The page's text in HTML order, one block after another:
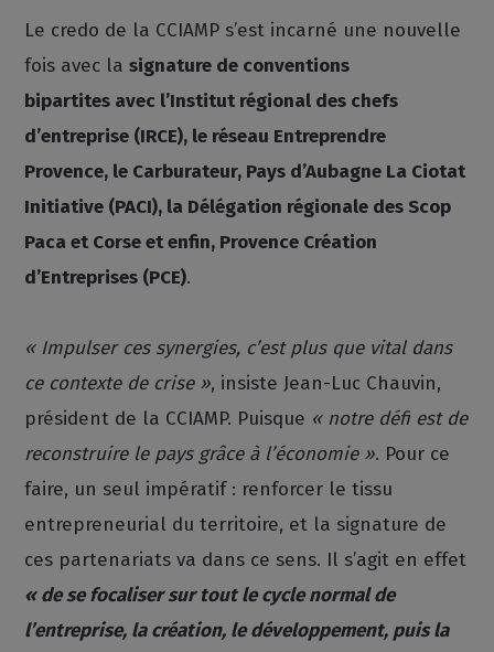
Le credo de la CCIAMP s’est incarné une nouvelle
fois avec lasignature de conventions
bipartites avec l’Institut régional des chefs
d’entreprise (IRCE), le réseau Entreprendre
Provence, le Carburateur, Pays d’Aubagne La Ciotat
Initiative (PACI), la Délégation régionale des Scop
Paca et Corse et enfin, Provence Création
d’Entreprises (PCE).
« Impulser ces synergies, c’est plus que vital dans
ce contexte de crise », insiste Jean-Luc Chauvin,
président de la CCIAMP. Puisque « notre défi est de
reconstruire le pays grâce à l’économie ». Pour ce
faire, un seul impératif : renforcer le tissu
entrepreneurial du territoire, et la signature de
ces partenariats va dans ce sens. Il s’agit en effet
« de se focaliser sur tout le cycle normal de
l’entreprise, la création, le développement, puis la